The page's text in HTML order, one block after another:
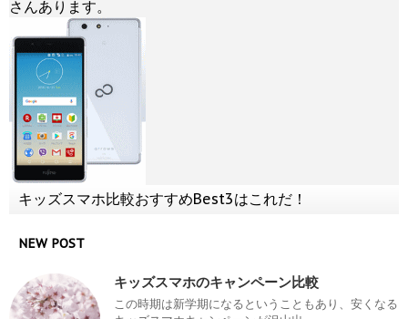
さんあります。
キッズスマホ比較おすすめBest3はこれだ！
NEW POST
キッズスマホのキャンペーン比較
この時期は新学期になるということもあり、安くなる